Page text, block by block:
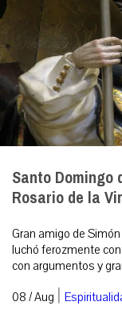
Santo Domingo
Rosario de la
Gran amigo de
luchó ferozmente
con argumentos y
08 / Aug |